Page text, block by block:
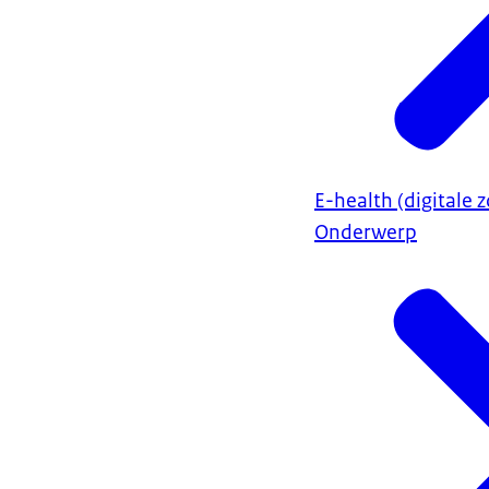
E-health (digitale
Onderwerp